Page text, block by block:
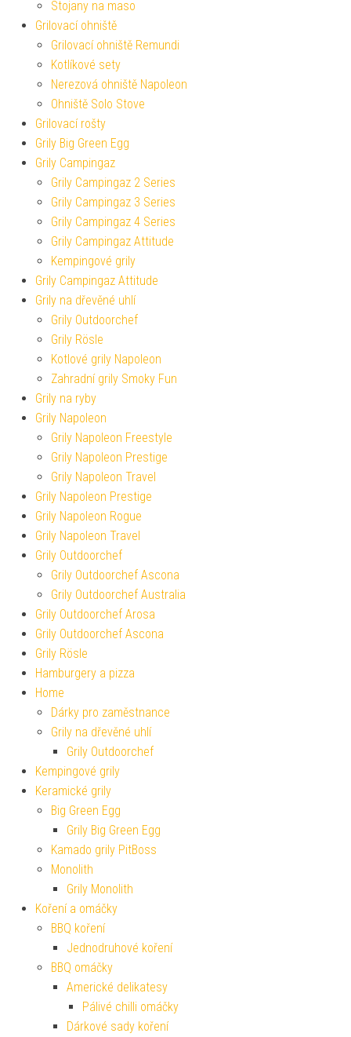
Stojany na maso
Grilovací ohniště
Grilovací ohniště Remundi
Kotlíkové sety
Nerezová ohniště Napoleon
Ohniště Solo Stove
Grilovací rošty
Grily Big Green Egg
Grily Campingaz
Grily Campingaz 2 Series
Grily Campingaz 3 Series
Grily Campingaz 4 Series
Grily Campingaz Attitude
Kempingové grily
Grily Campingaz Attitude
Grily na dřevěné uhlí
Grily Outdoorchef
Grily Rösle
Kotlové grily Napoleon
Zahradní grily Smoky Fun
Grily na ryby
Grily Napoleon
Grily Napoleon Freestyle
Grily Napoleon Prestige
Grily Napoleon Travel
Grily Napoleon Prestige
Grily Napoleon Rogue
Grily Napoleon Travel
Grily Outdoorchef
Grily Outdoorchef Ascona
Grily Outdoorchef Australia
Grily Outdoorchef Arosa
Grily Outdoorchef Ascona
Grily Rösle
Hamburgery a pizza
Home
Dárky pro zaměstnance
Grily na dřevěné uhlí
Grily Outdoorchef
Kempingové grily
Keramické grily
Big Green Egg
Grily Big Green Egg
Kamado grily PitBoss
Monolith
Grily Monolith
Koření a omáčky
BBQ koření
Jednodruhové koření
BBQ omáčky
Americké delikatesy
Pálivé chilli omáčky
Dárkové sady koření